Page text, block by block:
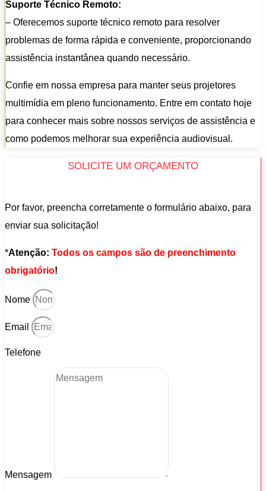
Suporte Técnico Remoto:
– Oferecemos suporte técnico remoto para resolver
problemas de forma rápida e conveniente, proporcionando
assistência instantânea quando necessário.
Confie em nossa empresa para manter seus projetores
multimídia em pleno funcionamento. Entre em contato hoje
para conhecer mais sobre nossos serviços de assistência e
como podemos melhorar sua experiência audiovisual.
SOLICITE UM ORÇAMENTO
Por favor, preencha corretamente o formulário abaixo, para
enviar sua solicitação!
*Atenção: Todos os campos são de preenchimento
obrigatório!
Nome
Email
Telefone
Mensagem